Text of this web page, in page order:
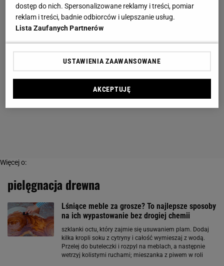
Więcej o:
pielęgnacja drewna
Lśniące meble za grosze? To najlepsze sposoby
na ich wypastowanie bez drogiej chemii
szklanki octu, który zajmie się usuwaniem plam. Dodaj
kilka kropli soku z cytryny i całość wymieszaj z wodą.
Przelej do buteleczki i rozpyl na meblach, a następnie
wetrzyj kolistymi ruchami; mieszanka z piwem w roli
dostęp do nich. Spersonalizowane reklamy i treści, pomiar
reklam i treści, badnie odbiorców i ulepszanie usług.
Lista Zaufanych Partnerów
USTAWIENIA ZAAWANSOWANE
AKCEPTUJĘ